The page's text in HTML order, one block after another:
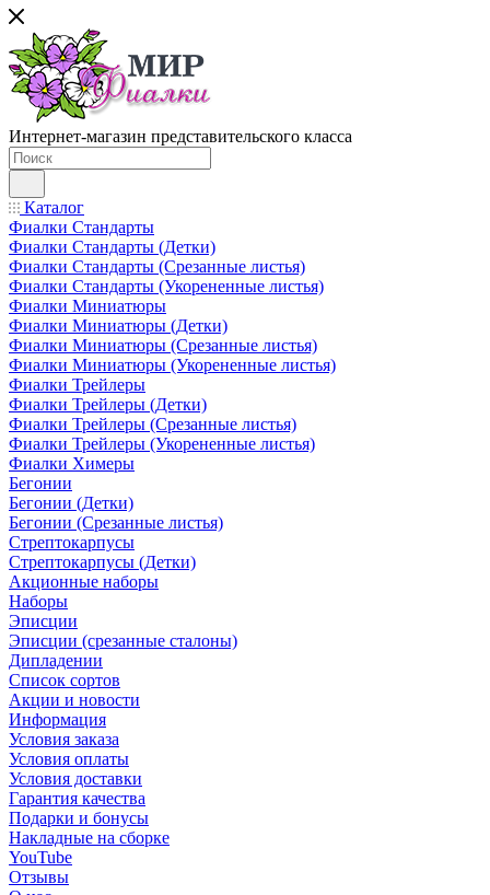
Интернет-магазин представительского класса
Каталог
Фиалки Стандарты
Фиалки Стандарты (Детки)
Фиалки Стандарты (Срезанные листья)
Фиалки Стандарты (Укорененные листья)
Фиалки Миниатюры
Фиалки Миниатюры (Детки)
Фиалки Миниатюры (Срезанные листья)
Фиалки Миниатюры (Укорененные листья)
Фиалки Трейлеры
Фиалки Трейлеры (Детки)
Фиалки Трейлеры (Срезанные листья)
Фиалки Трейлеры (Укорененные листья)
Фиалки Химеры
Бегонии
Бегонии (Детки)
Бегонии (Срезанные листья)
Стрептокарпусы
Стрептокарпусы (Детки)
Акционные наборы
Наборы
Эписции
Эписции (срезанные сталоны)
Дипладении
Список сортов
Акции и новости
Информация
Условия заказа
Условия оплаты
Условия доставки
Гарантия качества
Подарки и бонусы
Накладные на сборке
YouTube
Отзывы